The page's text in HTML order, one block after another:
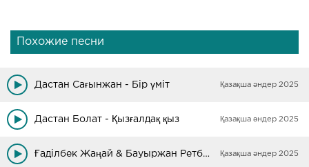
Похожие песни
Дастан Сағынжан - Бір үміт Қазақша әндер 2025
Дастан Болат - Қызғалдақ қыз Қазақша әндер 2025
Ғаділбек Жаңай & Бауыржан Ретбаев - Арман жолдар Қазақша әндер 2025